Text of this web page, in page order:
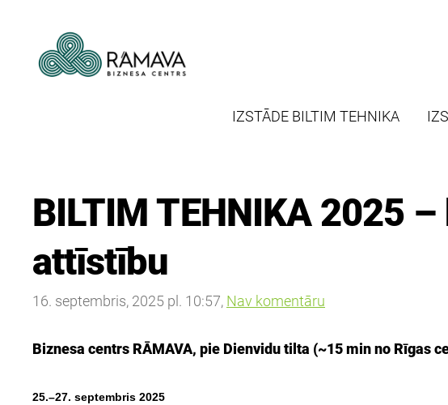
IZSTĀDE BILTIM TEHNIKA
BILTIM TEHNIKA 2025
attīstību
16. septembris, 2025 pl. 10:57, Nav komentāru
Biznesa centrs RĀMAVA, pie Dienvidu tilta (~15 min no Rīgas
25.–27. septembris 2025